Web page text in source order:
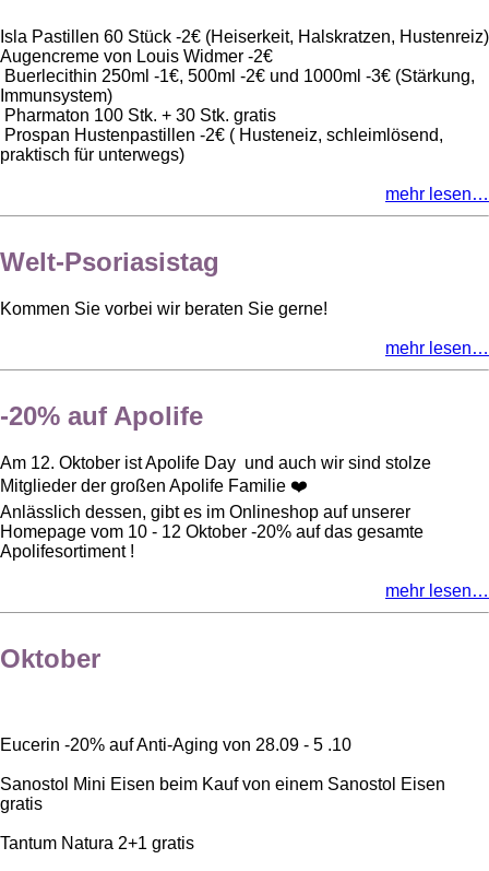
Isla Pastillen 60 Stück -2€ (Heiserkeit, Halskratzen, Hustenreiz)
Augencreme von Louis Widmer -2€
Buerlecithin 250ml -1€, 500ml -2€ und 1000ml -3€ (Stärkung,
Immunsystem)
Pharmaton 100 Stk. + 30 Stk. gratis
Prospan Hustenpastillen -2€ ( Husteneiz, schleimlösend,
praktisch für unterwegs)
mehr lesen…
Welt-Psoriasistag
Kommen Sie vorbei wir beraten Sie gerne!
mehr lesen…
-20% auf Apolife
Am 12. Oktober ist Apolife Day und auch wir sind stolze
Mitglieder der großen Apolife Familie ❤️
Anlässlich dessen, gibt es im Onlineshop auf unserer
Homepage vom 10 - 12 Oktober -20% auf das gesamte
Apolifesortiment !
mehr lesen…
Oktober
Eucerin -20% auf Anti-Aging von 28.09 - 5 .10
Sanostol Mini Eisen beim Kauf von einem Sanostol Eisen
gratis
Tantum Natura 2+1 gratis